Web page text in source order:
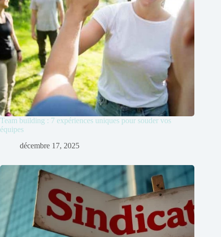
Team building : 7 expériences uniques pour souder vos
équipes
décembre 17, 2025